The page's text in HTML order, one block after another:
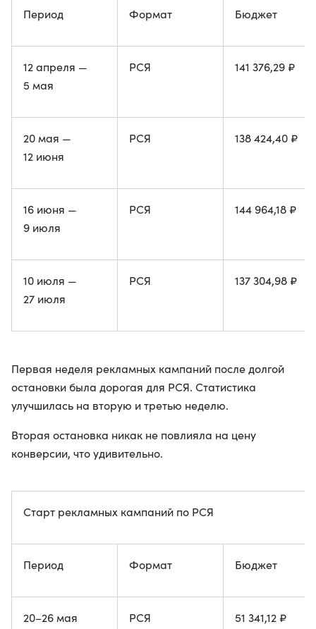
Период Формат Бюджет
12 апреля —
5 мая
РСЯ 141 376,29 ₽
20 мая —
12 июня
РСЯ 138 424,40 ₽
16 июня —
9 июля
РСЯ 144 964,18 ₽
10 июля —
27 июля
РСЯ 137 304,98 ₽
Первая неделя рекламных кампаний после долгой
остановки была дорогая для РСЯ. Статистика
улучшилась на вторую и третью неделю.
Вторая остановка никак не повлияла на цену
конверсии, что удивительно.
Старт рекламных кампаний по РСЯ
Период Формат Бюджет
20–26 мая РСЯ 51 341,12 ₽